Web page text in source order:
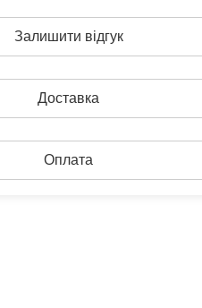
Залишити відгук
Доставка
Оплата